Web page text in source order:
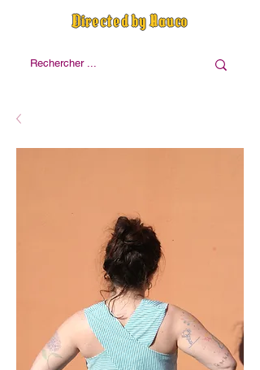
Directed by Nauco